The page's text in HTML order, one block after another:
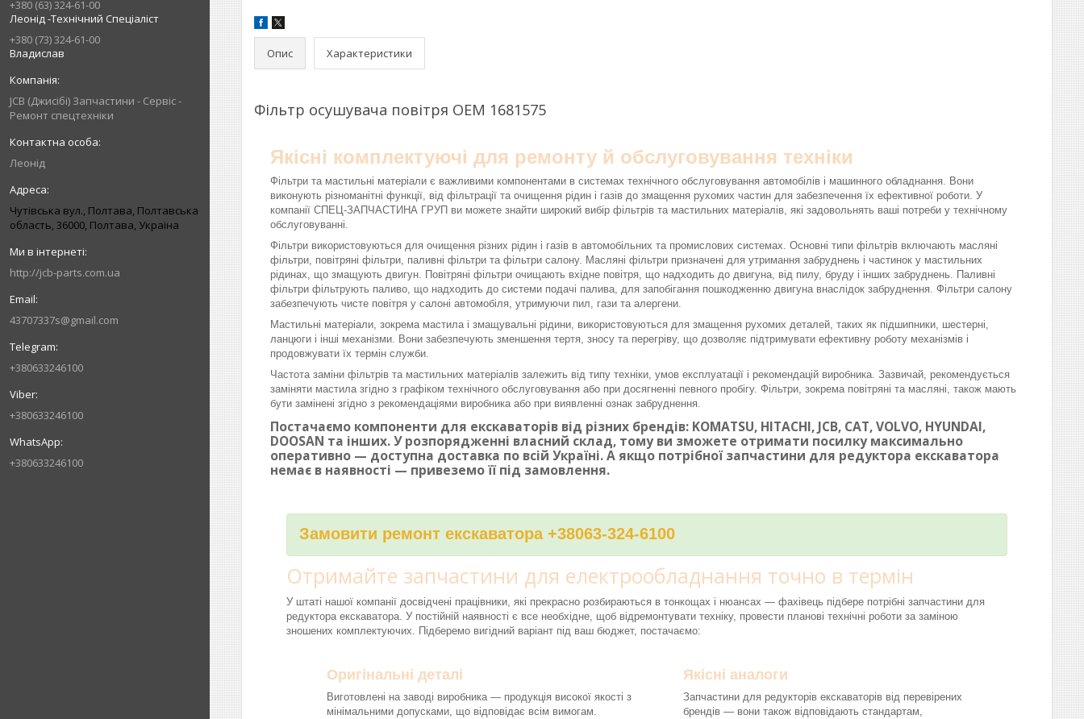
+380 (63) 324-61-00
Леонід -Технічний Спеціаліст
+380 (73) 324-61-00
Владислав
JCB (Джисібі) Запчастини - Сервіс -
Ремонт спецтехніки
Леонід
Чутівська вул., Полтава, Полтавська
область, 36000, Полтава, Україна
http://jcb-parts.com.ua
43707337s@gmail.com
+380633246100
+380633246100
+380633246100
Опис Характеристики
Фільтр осушувача повітря OEM 1681575
Якісні комплектуючі для ремонту й обслуговування техніки
Фільтри та мастильні матеріали є важливими компонентами в системах технічного обслуговування автомобілів і машинного обладнання. Вони
виконують різноманітні функції, від фільтрації та очищення рідин і газів до змащення рухомих частин для забезпечення їх ефективної роботи. У
компанії СПЕЦ-ЗАПЧАСТИНА ГРУП ви можете знайти широкий вибір фільтрів та мастильних матеріалів, які задовольнять ваші потреби у технічному
обслуговуванні.
Фільтри використовуються для очищення різних рідин і газів в автомобільних та промислових системах. Основні типи фільтрів включають масляні
фільтри, повітряні фільтри, паливні фільтри та фільтри салону. Масляні фільтри призначені для утримання забруднень і частинок у мастильних
рідинах, що змащують двигун. Повітряні фільтри очищають вхідне повітря, що надходить до двигуна, від пилу, бруду і інших забруднень. Паливні
фільтри фільтрують паливо, що надходить до системи подачі палива, для запобігання пошкодженню двигуна внаслідок забруднення. Фільтри салону
забезпечують чисте повітря у салоні автомобіля, утримуючи пил, гази та алергени.
Мастильні матеріали, зокрема мастила і змащувальні рідини, використовуються для змащення рухомих деталей, таких як підшипники, шестерні,
ланцюги і інші механізми. Вони забезпечують зменшення тертя, зносу та перегріву, що дозволяє підтримувати ефективну роботу механізмів і
продовжувати їх термін служби.
Частота заміни фільтрів та мастильних матеріалів залежить від типу техніки, умов експлуатації і рекомендацій виробника. Зазвичай, рекомендується
заміняти мастила згідно з графіком технічного обслуговування або при досягненні певного пробігу. Фільтри, зокрема повітряні та масляні, також мають
бути замінені згідно з рекомендаціями виробника або при виявленні ознак забруднення.
Постачаємо компоненти для екскаваторів від різних брендів: KOMATSU, HITACHI, JCB, CAT, VOLVO, HYUNDAI,
DOOSAN та інших. У розпорядженні власний склад, тому ви зможете отримати посилку максимально
оперативно — доступна доставка по всій Україні. А якщо потрібної запчастини для редуктора екскаватора
немає в наявності — привеземо її під замовлення.
Замовити ремонт екскаватора +38063-324-6100
Отримайте запчастини для електрообладнання точно в термін
У штаті нашої компанії досвідчені працівники, які прекрасно розбираються в тонкощах і нюансах — фахівець підбере потрібні запчастини для
редуктора екскаватора. У постійній наявності є все необхідне, щоб відремонтувати техніку, провести планові технічні роботи за заміною
зношених комплектуючих. Підберемо вигідний варіант під ваш бюджет, постачаємо:
Оригінальні деталі
Виготовлені на заводі виробника — продукція високої якості з
мінімальними допусками, що відповідає всім вимогам.
Якісні аналоги
Запчастини для редукторів екскаваторів від перевірених
брендів — вони також відповідають стандартам,